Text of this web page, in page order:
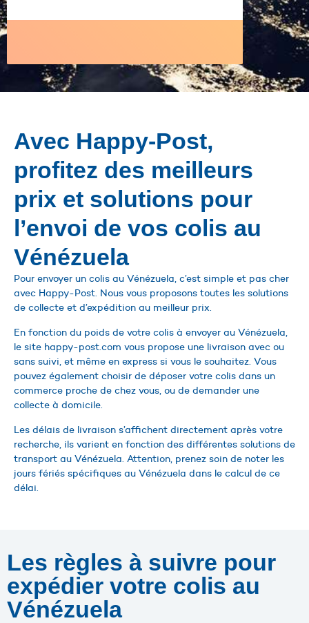
Avec Happy-Post,
profitez des meilleurs
prix et solutions pour
l’envoi de vos colis au
Vénézuela
Pour envoyer un colis au Vénézuela, c’est simple et pas cher
avec Happy-Post. Nous vous proposons toutes les solutions
de collecte et d’expédition au meilleur prix.
En fonction du poids de votre colis à envoyer au Vénézuela,
le site happy-post.com vous propose une livraison avec ou
sans suivi, et même en express si vous le souhaitez. Vous
pouvez également choisir de déposer votre colis dans un
commerce proche de chez vous, ou de demander une
collecte à domicile.
Les délais de livraison s’affichent directement après votre
recherche, ils varient en fonction des différentes solutions de
transport au Vénézuela. Attention, prenez soin de noter les
jours fériés spécifiques au Vénézuela dans le calcul de ce
délai.
Les règles à suivre pour
expédier votre colis au
Vénézuela